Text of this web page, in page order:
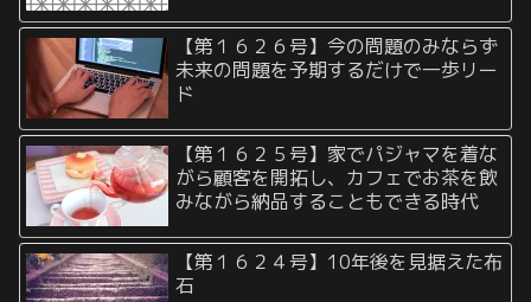
【第１６２６号】今の問題のみならず
未来の問題を予期するだけで一歩リー
ド
【第１６２５号】家でパジャマを着な
がら顧客を開拓し、カフェでお茶を飲
みながら納品することもできる時代
【第１６２４号】10年後を見据えた布
石